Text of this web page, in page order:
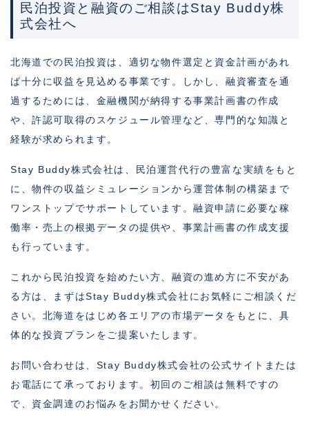
民泊投資と融資のご相談はStay Buddy株
式会社へ
北海道での民泊投資は、適切な物件選定と資金計画があれ
ば十分に収益を見込める事業です。しかし、融資審査を通
過するためには、金融機関が納得する事業計画書の作成
や、許認可取得のスケジュール管理など、専門的な知識と
経験が求められます。
Stay Buddy株式会社は、民泊運営代行の豊富な実績をもと
に、物件の収益シミュレーションから運営体制の構築まで
ワンストップでサポートしています。融資申請に必要な稼
働率・売上の根拠データの提供や、事業計画書の作成支援
も行っています。
これから民泊投資を始めたい方、融資の進め方に不安があ
る方は、まずはStay Buddy株式会社にお気軽にご相談くだ
さい。北海道をはじめ各エリアの市場データをもとに、具
体的な投資プランをご提案いたします。
お問い合わせは、Stay Buddy株式会社の公式サイトまたは
お電話にて承っております。初回のご相談は無料ですの
で、資金調達のお悩みをお聞かせください。